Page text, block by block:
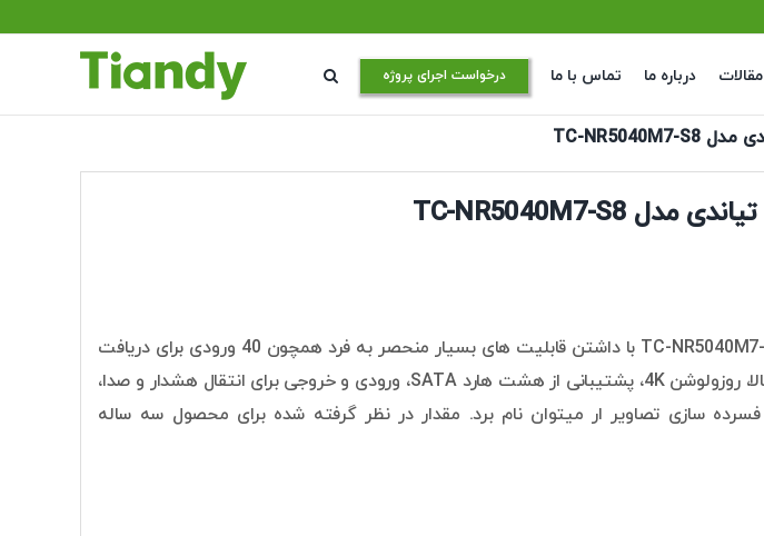
مقالات درباره ما تماس با ما درخواست اجرای پروژه
دستگاه NVR تیاندی مدل TC-NR5040M7-S8 با داشتن قابلیت های بسیار منحصر به فرد همچون 40 ورودی برای دریافت
تصاویر، سرعت انتقال بسیار بالا، روزولوشن 4K، پشتیبانی از هشت هارد SATA، ورودی و خروجی برای انتقال هشدار و صدا،
پشتیبانی از تکنولوژی VCA فسرده سازی تصاویر ار میتوان نام برد. مقدار در نظر گرفته شده برای محصول سه ساله